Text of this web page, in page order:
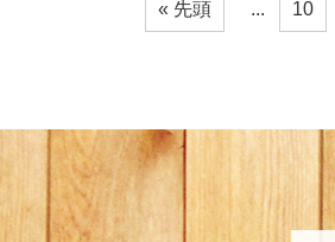
« 先頭 ... 10